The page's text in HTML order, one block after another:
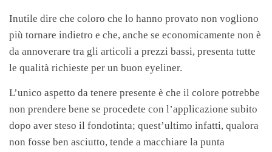
Inutile dire che coloro che lo hanno provato non vogliono
più tornare indietro e che, anche se economicamente non è
da annoverare tra gli articoli a prezzi bassi, presenta tutte
le qualità richieste per un buon eyeliner.
L’unico aspetto da tenere presente è che il colore potrebbe
non prendere bene se procedete con l’applicazione subito
dopo aver steso il fondotinta; quest’ultimo infatti, qualora
non fosse ben asciutto, tende a macchiare la punta